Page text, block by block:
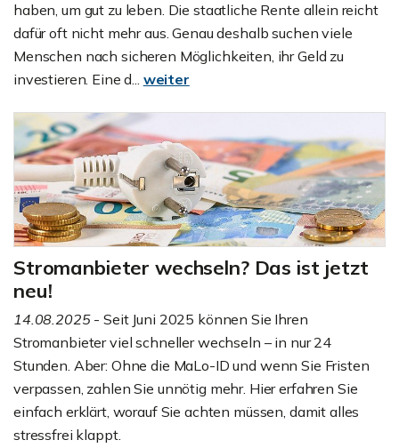
haben, um gut zu leben. Die staatliche Rente allein reicht
dafür oft nicht mehr aus. Genau deshalb suchen viele
Menschen nach sicheren Möglichkeiten, ihr Geld zu
investieren. Eine d... weiter
Stromanbieter wechseln? Das ist jetzt
neu!
14.08.2025- Seit Juni 2025 können Sie Ihren
Stromanbieter viel schneller wechseln – in nur 24
Stunden. Aber: Ohne die MaLo-ID und wenn Sie Fristen
verpassen, zahlen Sie unnötig mehr. Hier erfahren Sie
einfach erklärt, worauf Sie achten müssen, damit alles
stressfrei klappt.